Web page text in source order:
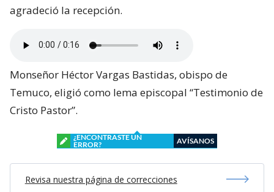
agradeció la recepción.
Monseñor Héctor Vargas Bastidas, obispo de
Temuco, eligió como lema episcopal “Testimonio de
Cristo Pastor”.
¿ENCONTRASTE UN
ERROR?
AVÍSANOS
Revisa nuestra página de correcciones